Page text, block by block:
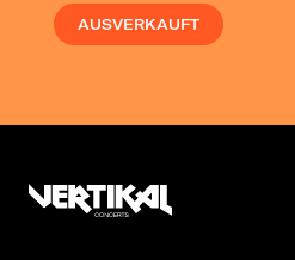
AUSVERKAUFT